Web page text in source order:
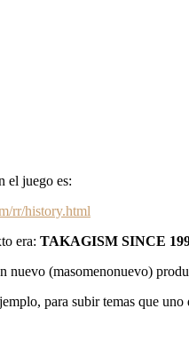
el juego es:
rr/history.html
era: TAKAGISM SINCE
nuevo (masomenonuevo)
para subir temas que uno